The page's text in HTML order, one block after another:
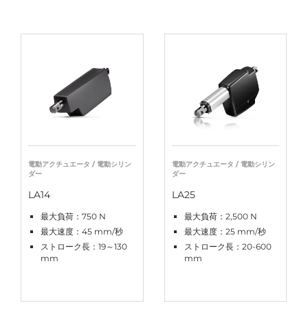
電動アクチュエータ / 電動シリン
ダー
LA14
最大負荷：750 N
最大速度：45 mm/秒
ストローク長：19～130
mm
電動アクチュエータ / 電動シリン
ダー
LA25
最大負荷：2,500 N
最大速度：25 mm/秒
ストローク長：20-600
mm